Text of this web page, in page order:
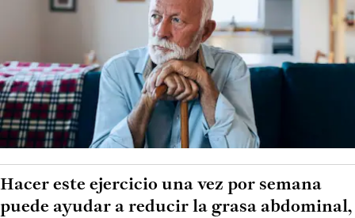
Hacer este ejercicio una vez por semana
puede ayudar a reducir la grasa abdominal,